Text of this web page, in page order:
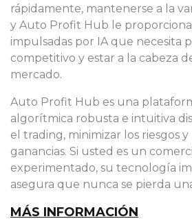
rápidamente, mantenerse a la
y Auto Profit Hub le
impulsadas por IA que necesita
competitivo y estar a la cabeza
mercado.
Auto Profit Hub es una
algorítmica robusta e intuitiva
el trading, minimizar los riesgos y
ganancias. Si usted es un
experimentado, su tecnología
asegura que nunca se pierda
MÁS INFORMACIÓN